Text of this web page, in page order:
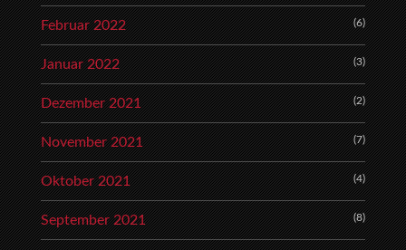
Februar 2022 (6)
Januar 2022 (3)
Dezember 2021 (2)
November 2021 (7)
Oktober 2021 (4)
September 2021 (8)